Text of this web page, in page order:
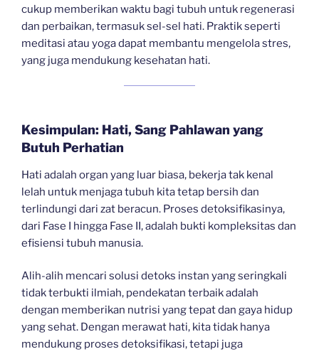
cukup memberikan waktu bagi tubuh untuk regenerasi
dan perbaikan, termasuk sel-sel hati. Praktik seperti
meditasi atau yoga dapat membantu mengelola stres,
yang juga mendukung kesehatan hati.
Kesimpulan: Hati, Sang Pahlawan yang
Butuh Perhatian
Hati adalah organ yang luar biasa, bekerja tak kenal
lelah untuk menjaga tubuh kita tetap bersih dan
terlindungi dari zat beracun. Proses detoksifikasinya,
dari Fase I hingga Fase II, adalah bukti kompleksitas dan
efisiensi tubuh manusia.
Alih-alih mencari solusi detoks instan yang seringkali
tidak terbukti ilmiah, pendekatan terbaik adalah
dengan memberikan nutrisi yang tepat dan gaya hidup
yang sehat. Dengan merawat hati, kita tidak hanya
mendukung proses detoksifikasi, tetapi juga